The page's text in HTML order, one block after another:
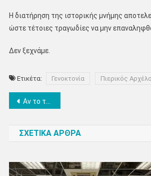
Η διατήρηση της ιστορικής μνήμης
ώστε τέτοιες τραγωδίες να μην
Δεν ξεχνάμε.
Ετικέτα: Γενοκτονία Πιερικός
Πλοήγηση
Αν το τριψήφιο τηλέφωνο χτυπήσει στις 3.00 το πρωί – Γράφει ο Δικηγόρος, Χρήστος Γκουγκουρέλας
ΣΧΕΤΙΚΑ ΑΡΘΡΑ